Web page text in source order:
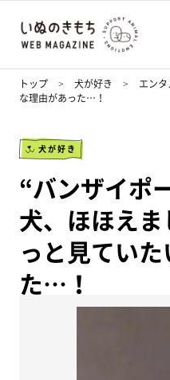
トップ 犬が好き エンタ
な理由があった…！
犬が好き
“バンザイポ
犬、ほほえ
っと見てい
た…！